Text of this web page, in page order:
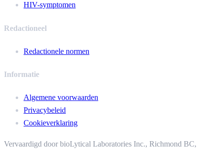
HIV-symptomen
Redactioneel
Redactionele normen
Informatie
Algemene voorwaarden
Privacybeleid
Cookieverklaring
Vervaardigd door bioLytical Laboratories Inc., Richmond BC,